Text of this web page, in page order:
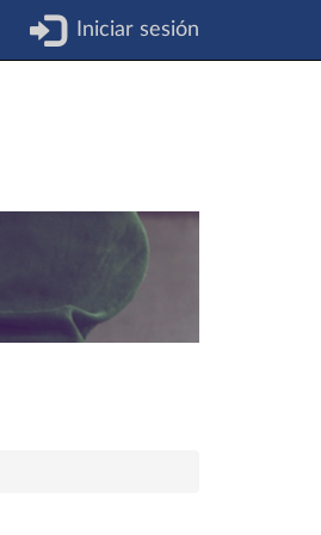
Iniciar sesión